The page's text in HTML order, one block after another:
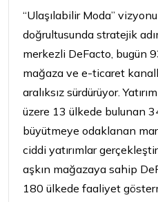
“Ulaşılabilir Moda”
doğrultusunda stratejik
merkezli DeFacto, bugün
mağaza ve e-ticaret
aralıksız sürdürüyor.
üzere 13 ülkede bulunan
büyütmeye odaklanan
ciddi yatırımlar
aşkın mağazaya sahip
180 ülkede faaliyet